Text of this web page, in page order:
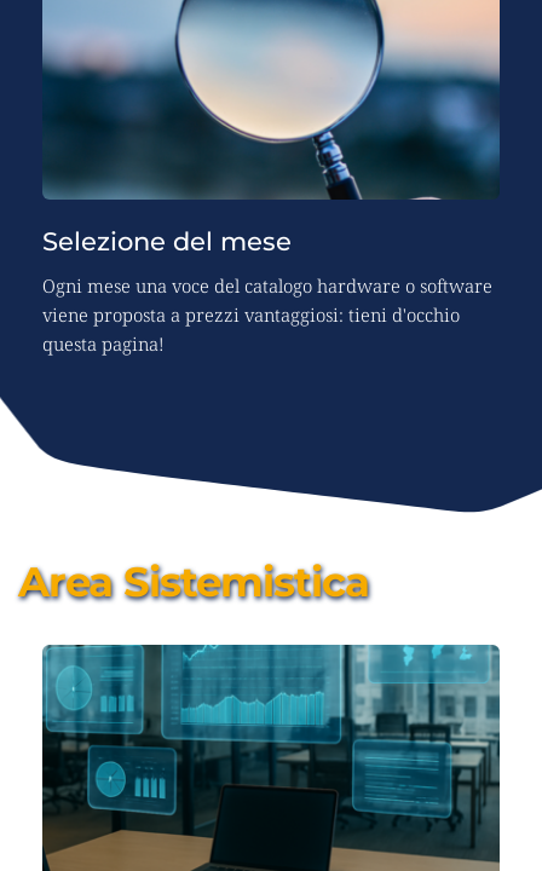
Selezione del mese
Ogni mese una voce del catalogo hardware o software
viene proposta a prezzi vantaggiosi: tieni d'occhio
questa pagina!
Area Sistemistica